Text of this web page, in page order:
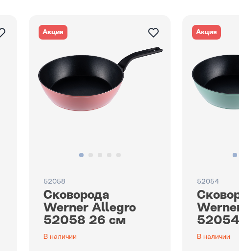
Акция
52058
Сковорода
Werner Allegro
52058 26 см
В наличии
Акция
52054
В наличии